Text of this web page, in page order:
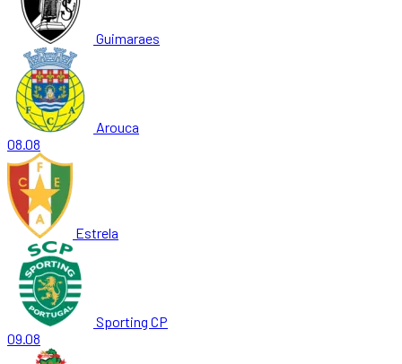
Guimaraes
Arouca
08.08
Estrela
Sporting CP
09.08